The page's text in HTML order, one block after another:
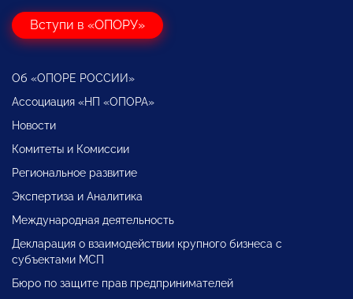
Вступи в «ОПОРУ»
Об «ОПОРЕ РОССИИ»
Ассоциация «НП «ОПОРА»
Новости
Комитеты и Комиссии
Региональное развитие
Экспертиза и Аналитика
Международная деятельность
Декларация о взаимодействии крупного бизнеса с
субъектами МСП
Бюро по защите прав предпринимателей